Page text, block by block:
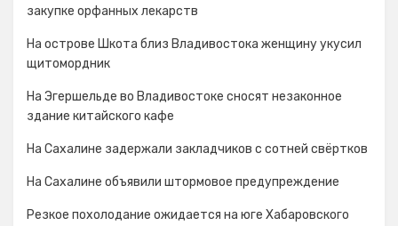
закупке орфанных лекарств
На острове Шкота близ Владивостока женщину укусил
щитомордник
На Эгершельде во Владивостоке сносят незаконное
здание китайского кафе
На Сахалине задержали закладчиков с сотней свёртков
На Сахалине объявили штормовое предупреждение
Резкое похолодание ожидается на юге Хабаровского